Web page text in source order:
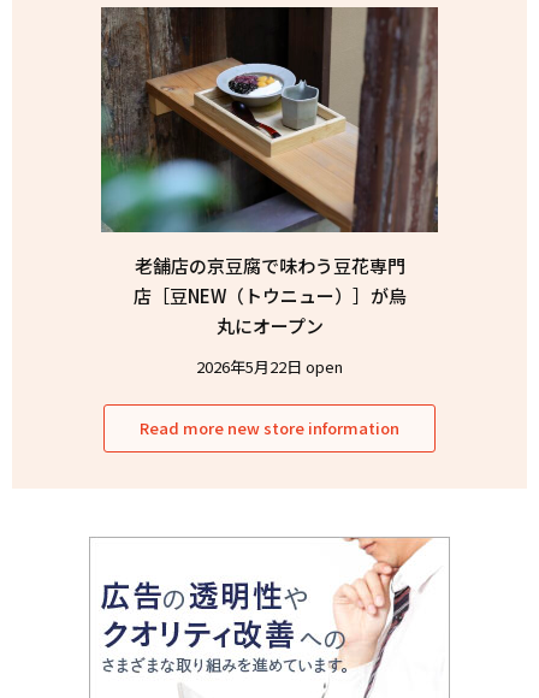
老舗店の京豆腐で味わう豆花専門
店［豆NEW（トウニュー）］が烏
丸にオープン
2026年5月22日 open
Read more new store information